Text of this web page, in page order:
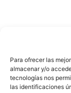
Para ofrecer las
almacenar y/o
tecnologías nos
las identificaciones